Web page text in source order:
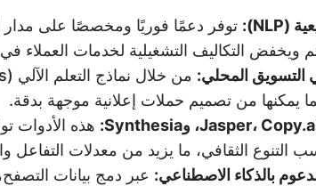
التكاليف التشغيلية لخدمات العملاء في
من تصميم حملات إعلانية موجهة بدقة.
هذه الأدوات
التنوع الثقافي، ما يزيد من معدلات التفاعل
عبر دمج بيانات